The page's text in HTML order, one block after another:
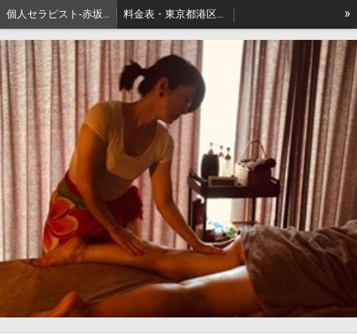
個人セラピスト-赤坂､出張リンパマッサージはアロマセジュール東京 料金表・東京都港区－本格派出張アロマオイルマッサージはセジュールへ
セジュールオーナーセラピスト健康ブログ
»